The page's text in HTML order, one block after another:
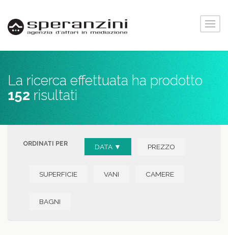
La ricerca effettuata ha prodotto
152 risultati
ORDINATI PER DATA ▼ PREZZO
SUPERFICIE VANI CAMERE
BAGNI